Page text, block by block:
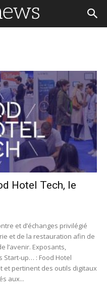
Hotel Tech, le
et d’échanges privilégié
et de la restauration afin de
l’avenir. Exposants,
Start-up… : Food Hotel
et pertinent des outils digitaux
aux...